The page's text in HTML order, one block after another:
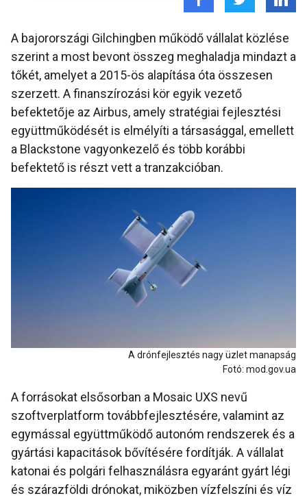
A bajorországi Gilchingben működő vállalat közlése
szerint a most bevont összeg meghaladja mindazt a
tőkét, amelyet a 2015-ös alapítása óta összesen
szerzett. A finanszírozási kör egyik vezető
befektetője az Airbus, amely stratégiai fejlesztési
együttműködését is elmélyíti a társasággal, emellett
a Blackstone vagyonkezelő és több korábbi
befektető is részt vett a tranzakcióban.
A drónfejlesztés nagy üzlet manapság
Fotó: mod.gov.ua
A forrásokat elsősorban a Mosaic UXS nevű
szoftverplatform továbbfejlesztésére, valamint az
egymással együttműködő autonóm rendszerek és a
gyártási kapacitások bővítésére fordítják. A vállalat
katonai és polgári felhasználásra egyaránt gyárt légi
és szárazföldi drónokat, miközben vízfelszíni és víz